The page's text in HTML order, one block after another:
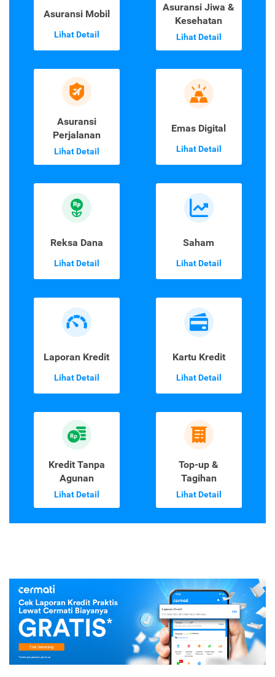
Asuransi Mobil
Lihat Detail
Asuransi Jiwa &
Kesehatan
Lihat Detail
Asuransi
Perjalanan
Lihat Detail
Emas Digital
Lihat Detail
Reksa Dana
Lihat Detail
Saham
Lihat Detail
Laporan Kredit
Lihat Detail
Kartu Kredit
Lihat Detail
Kredit Tanpa
Agunan
Lihat Detail
Top-up &
Tagihan
Lihat Detail